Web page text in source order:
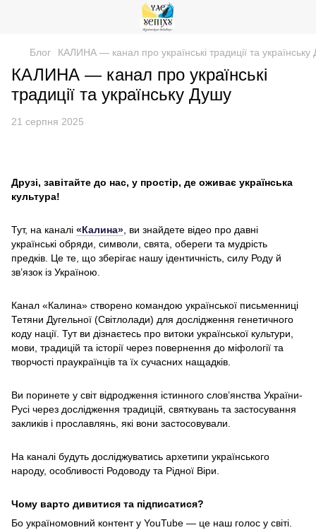
Блог КАЛИНА — канал про українські традиції та українську
КАЛИНА — канал про українські
традиції та українську Душу
21 серпня 2025
Друзі, завітайте до нас, у простір, де оживає українська
культура!
Тут, на каналі «Калина» , ви знайдете відео про давні
українські обряди, символи, свята, обереги та мудрість
предків. Це те, що зберігає нашу ідентичність, силу Роду й
зв’язок із Україною.
Канал «Калина» створено командою української письменниці
Тетяни Дугельної (Світлолади) для дослідження генетичного
коду нації. Тут ви дізнаєтесь про витоки української культури,
мови, традицій та історії через повернення до міфології та
творчості праукраїнців та їх сучасних нащадків.
Ви поринете у світ відродження істинного слов’янства України-
Русі через дослідження традицій, святкувань та застосування
закликів і прославлянь, які вони застосовували.
На каналі будуть досліджуватись архетипи українського
народу, особливості Родоводу та Рідної Віри.
Чому варто дивитися та підписатися?
Бо україномовний контент у YouTube — це наш голос у світі.